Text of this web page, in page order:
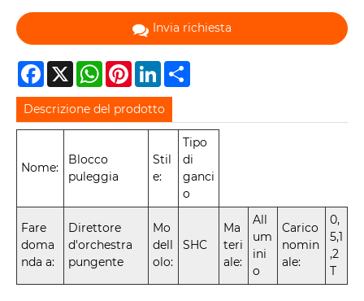
Invia richiesta
Facebook
X WhatsAppPinterestLinkedIn
Descrizione del prodotto
Nome:
Blocco
puleggia
Stil
e:
Tipo
di
ganci
o
Fare
doma
nda a:
Direttore
d'orchestra
pungente
Mo
dell
olo:
SHC
Ma
teri
ale:
All
um
ini
o
Carico
nomin
ale:
0,
5,1
,2
T